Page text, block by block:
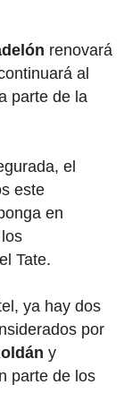
renovará
al
parte de la
el
este
en
Tate.
ya hay dos
por
y
parte de los